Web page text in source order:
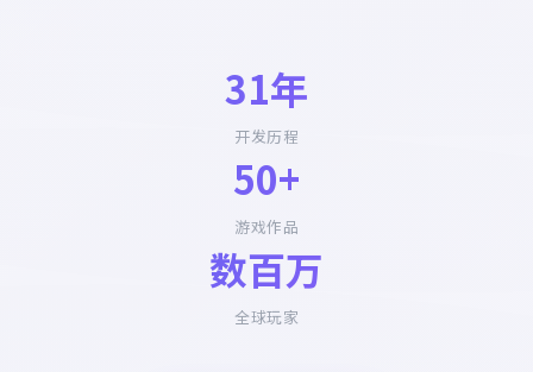
31年
开发历程
50+
游戏作品
数百万
全球玩家